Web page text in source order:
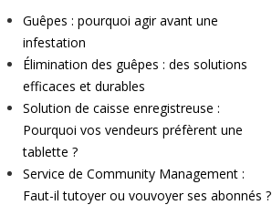
Guêpes : pourquoi agir avant une
infestation
Élimination des guêpes : des solutions
efficaces et durables
Solution de caisse enregistreuse :
Pourquoi vos vendeurs préfèrent une
tablette ?
Service de Community Management :
Faut-il tutoyer ou vouvoyer ses abonnés ?